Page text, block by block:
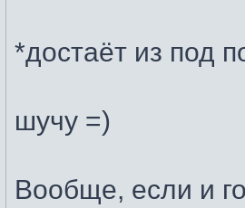
*достаёт из под
шучу =)
Вообще, если и